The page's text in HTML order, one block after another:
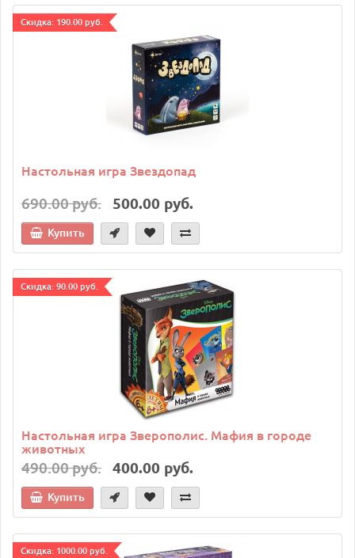
Cкидка: 190.00 руб.
Настольная игра Звездопад
690.00 руб. 500.00 руб.
Купить
Cкидка: 90.00 руб.
Настольная игра Зверополис. Мафия в городе
животных
490.00 руб. 400.00 руб.
Купить
Cкидка: 1000.00 руб.